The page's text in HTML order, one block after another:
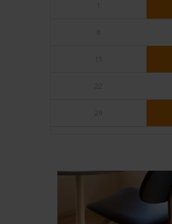
1
8
15
22
29